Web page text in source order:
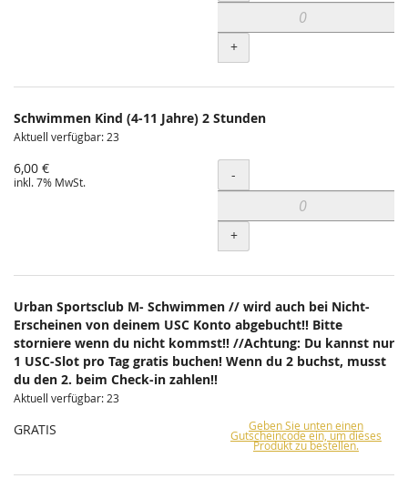
+
Schwimmen Kind (4-11 Jahre) 2 Stunden
Aktuell verfügbar: 23
6,00 €
inkl. 7% MwSt. Menge
-
+
Urban Sportsclub M- Schwimmen // wird auch bei Nicht-
Erscheinen von deinem USC Konto abgebucht!! Bitte
storniere wenn du nicht kommst!! //Achtung: Du kannst nur
1 USC-Slot pro Tag gratis buchen! Wenn du 2 buchst, musst
du den 2. beim Check-in zahlen!!
Aktuell verfügbar: 23
GRATIS Geben Sie unten einen
Gutscheincode ein, um dieses
Produkt zu bestellen.